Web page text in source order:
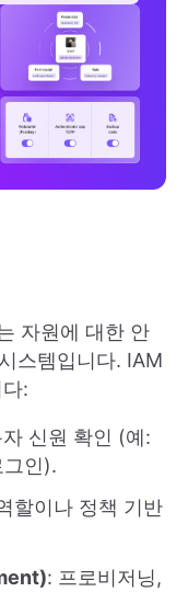
자원에 대한 안
스템입니다. IAM
:
신원 확인 (예:
인).
할이나 정책 기반
: 프로비저닝,